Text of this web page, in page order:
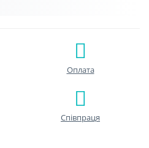
Оплата
Співпраця